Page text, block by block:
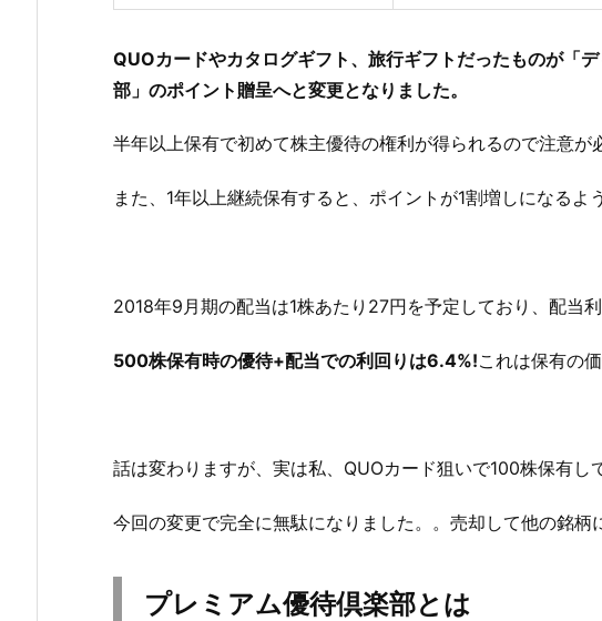
QUOカードやカタログギフト、旅行ギフトだったものが「
部」のポイント贈呈へと変更となりました。
半年以上保有で初めて株主優待の権利が得られるので注意が
また、1年以上継続保有すると、ポイントが1割増しになるよ
2018年9月期の配当は1株あたり27円を予定しており、配当
500株保有時の優待+配当での利回りは6.4%!これは保有の
話は変わりますが、実は私、QUOカード狙いで100株保有し
今回の変更で完全に無駄になりました。。売却して他の銘柄
プレミアム優待倶楽部とは